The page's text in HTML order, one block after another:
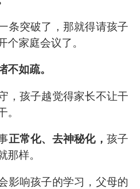
条突破了，那就得请孩子
个家庭会议了。
不如疏。
，孩子越觉得家长不让干
正常化、去神秘化， 孩子
那样。
影响孩子的学习，父母的